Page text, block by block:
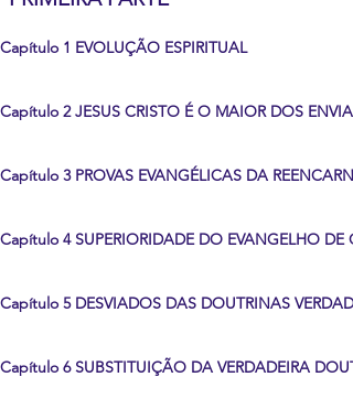
Capítulo 1 EVOLUÇÃO ESPIRITUAL
Capítulo 2 JESUS CRISTO É O MAIOR DOS
Capítulo 3 PROVAS EVANGÉLICAS DA
Capítulo 4 SUPERIORIDADE DO EVANGELHO DE
Capítulo 5 DESVIADOS DAS DOUTRINAS
Capítulo 6 SUBSTITUIÇÃO DA VERDADEIRA